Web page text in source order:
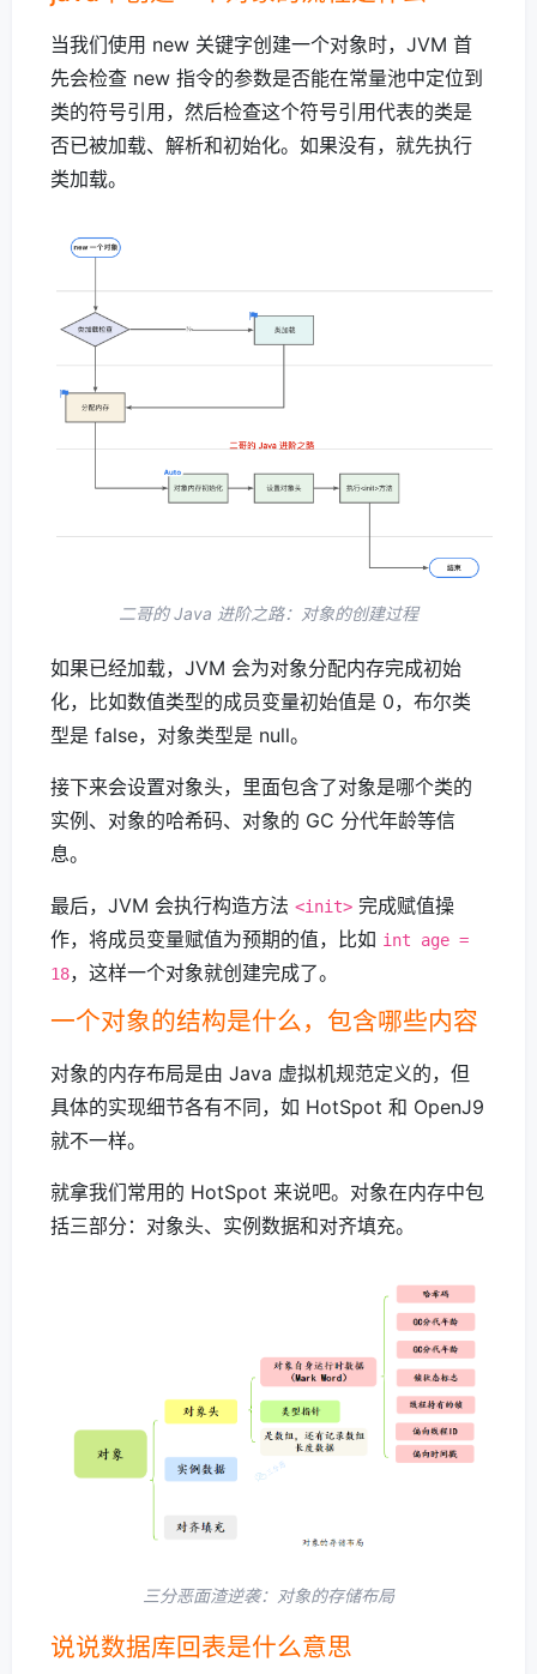
当我们使用 new 关键字创建一个对象时，JVM 首
先会检查 new 指令的参数是否能在常量池中定位到
类的符号引用，然后检查这个符号引用代表的类是
否已被加载、解析和初始化。如果没有，就先执行
类加载。
二哥的 Java 进阶之路：对象的创建过程
如果已经加载，JVM 会为对象分配内存完成初始
化，比如数值类型的成员变量初始值是 0，布尔类
型是 false，对象类型是 null。
接下来会设置对象头，里面包含了对象是哪个类的
实例、对象的哈希码、对象的 GC 分代年龄等信
息。
最后，JVM 会执行构造方法 <init> 完成赋值操
作，将成员变量赋值为预期的值，比如 int age =
18，这样一个对象就创建完成了。
一个对象的结构是什么，包含哪些内容
对象的内存布局是由 Java 虚拟机规范定义的，但
具体的实现细节各有不同，如 HotSpot 和 OpenJ9
就不一样。
就拿我们常用的 HotSpot 来说吧。对象在内存中包
括三部分：对象头、实例数据和对齐填充。
三分恶面渣逆袭：对象的存储布局
说说数据库回表是什么意思